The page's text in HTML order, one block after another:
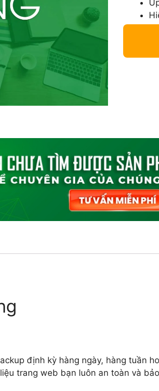
định kỳ hàng ngày, hàng tuần
trang web bạn luôn an toàn và